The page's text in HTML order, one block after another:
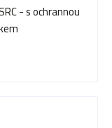
- s ochrannou